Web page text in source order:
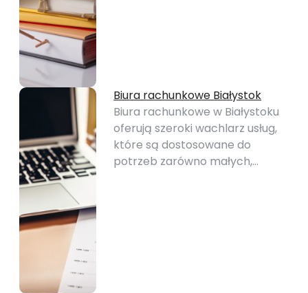
Biura rachunkowe Białystok
Biura rachunkowe w Białystoku
oferują szeroki wachlarz usług,
które są dostosowane do
potrzeb zarówno małych,…